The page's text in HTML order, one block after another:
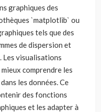
graphiques des
`matplotlib` ou
tels que des
de dispersion et
Les visualisations
comprendre les
les données. Ce
des fonctions
et les adapter à